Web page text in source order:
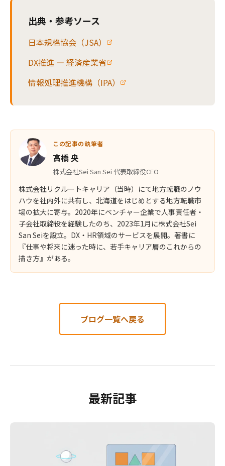
出典・参考ソース
日本規格協会（JSA）
DX推進 — 経済産業省
情報処理推進機構（IPA）
この記事の執筆者
高橋 央
株式会社Sei San Sei 代表取締役CEO
株式会社リクルートキャリア（当時）にて地方転職のノウ
ハウを社内外に共有し、北海道をはじめとする地方転職市
場の拡大に寄与。2020年にベンチャー企業で人事責任者・
子会社取締役を経験したのち、2023年1月に株式会社Sei
San Seiを設立。DX・HR領域のサービスを展開。著書に
『仕事や将来に迷った時に、若手キャリア層のこれからの
描き方』がある。
ブログ一覧へ戻る
最新記事